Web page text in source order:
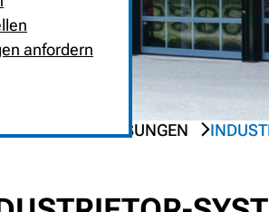
anfordern
PRODUKTLÖSUNGEN